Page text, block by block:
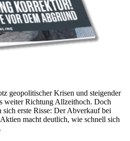
geopolitischer Krisen und steigender
weiter Richtung Allzeithoch. Doch
sich erste Risse: Der Abverkauf bei
macht deutlich, wie schnell sich